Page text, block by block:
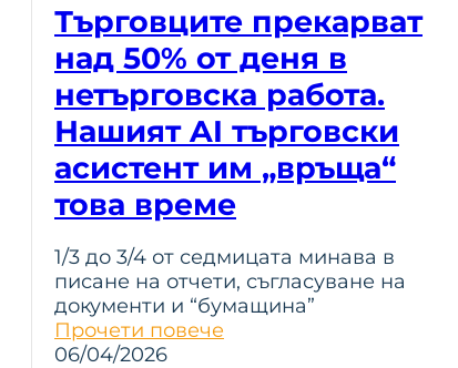
Търговците прекарват
над 50% от деня в
нетърговска работа.
Нашият AI търговски
асистент им „връща“
това време
1/3 до 3/4 от седмицата минава в
писане на отчети, съгласуване на
документи и “бумащина”
Прочети повече
06/04/2026